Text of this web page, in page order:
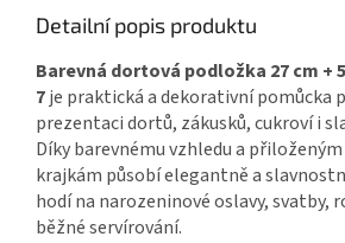
Detailní popis produktu
Barevná dortová podložka 27 cm +
7je praktická a dekorativní pomůcka
prezentaci dortů, zákusků, cukroví i
Díky barevnému vzhledu a
krajkám působí elegantně a
hodí na narozeninové oslavy, svatby,
běžné servírování.